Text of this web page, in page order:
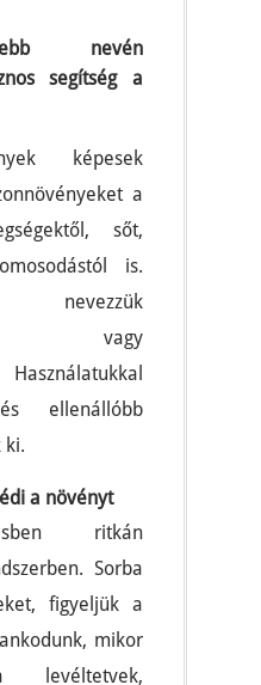
nevén
segítség a
képesek
a
sőt,
is.
vagy
ellenállóbb
ki.
a növényt
ritkán
Sorba
figyeljük a
mikor
levéltetvek,